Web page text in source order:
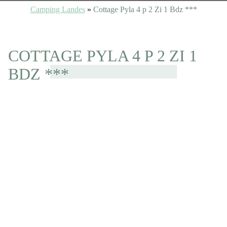
Camping Landes» Cottage Pyla 4 p 2 Zi 1 Bdz ***
COTTAGE PYLA 4 P 2 ZI 1
BDZ ***